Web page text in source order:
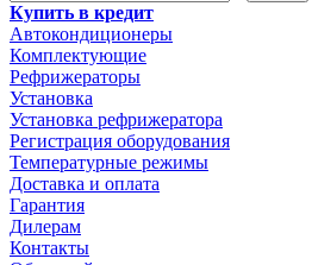
Купить в кредит
Автокондиционеры
Комплектующие
Рефрижераторы
Установка
Установка рефрижератора
Регистрация оборудования
Температурные режимы
Доставка и оплата
Гарантия
Дилерам
Контакты